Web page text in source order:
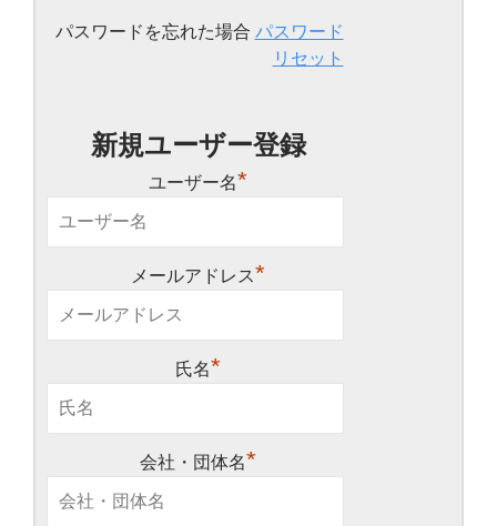
パスワードを忘れた場合 パスワード
リセット
新規ユーザー登録
ユーザー名*
メールアドレス*
氏名*
会社・団体名*